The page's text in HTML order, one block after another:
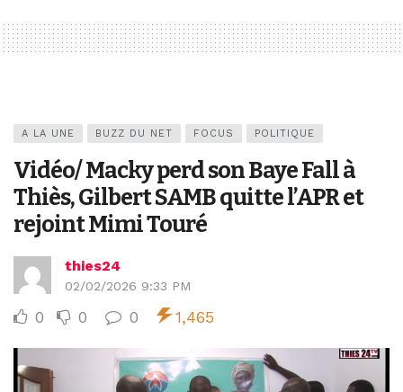
A LA UNE BUZZ DU NET FOCUS POLITIQUE
Vidéo/ Macky perd son Baye Fall à
Thiès, Gilbert SAMB quitte l’APR et
rejoint Mimi Touré
thies24
02/02/2026 9:33 PM
0 0 0 1,465